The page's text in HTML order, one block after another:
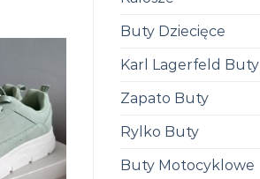
Buty Dziecięce
Karl Lagerfeld Buty
Zapato Buty
Rylko Buty
Buty Motocyklowe